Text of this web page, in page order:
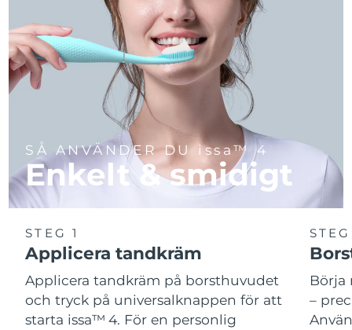
SÅ ANVÄNDER DU issa™ 4
Enkelt & smidigt
STEG 1
Applicera tandkräm
Applicera tandkräm på borsthuvudet
och tryck på universalknappen för att
starta issa™ 4. För en personlig
Börja
–